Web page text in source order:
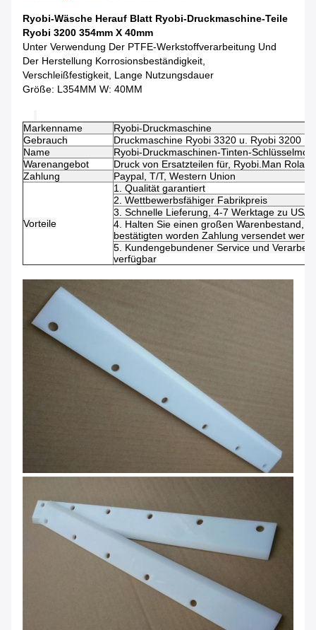
Ryobi-Wäsche Herauf Blatt Ryobi-Druckmaschine-Teile
Ryobi 3200 354mm X 40mm
Unter Verwendung Der PTFE-Werkstoffverarbeitung Und
Der Herstellung Korrosionsbeständigkeit,
Verschleißfestigkeit, Lange Nutzungsdauer
Größe: L354MM W: 40MM
Markenname
Ryobi-Druckmaschine
Gebrauch
Druckmaschine Ryobi 3320 u. Ryobi 3200
Name
Ryobi-Druckmaschinen-Tinten-
Warenangebot
Druck von Ersatzteilen für, Ryobi.Man
Zahlung
Paypal, T/T, Western Union
Vorteile
1. Qualität garantiert
2. Wettbewerbsfähiger Fabrikpreis
3. Schnelle Lieferung, 4-7 Werktage zu US/
4. Halten Sie einen großen Warenbestand,
bestätigten worden Zahlung versendet
5. Kundengebundener Service und
verfügbar